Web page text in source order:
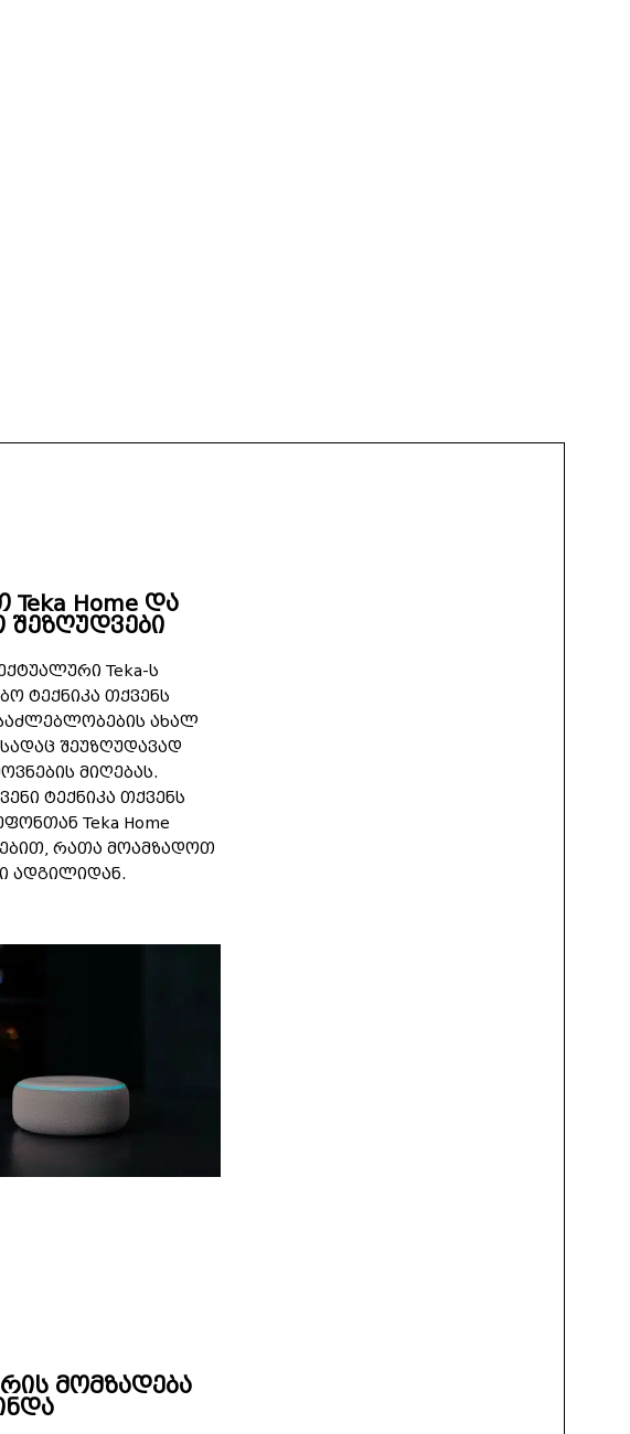
Home და
შეზღუდვები
Teka-ს
ტექნიკა თქვენს
ახალ
შეუზღუდავად
მიღებას.
ტექნიკა თქვენს
Teka Home
რათა მოამზადოთ
ადგილიდან.
მომზადება